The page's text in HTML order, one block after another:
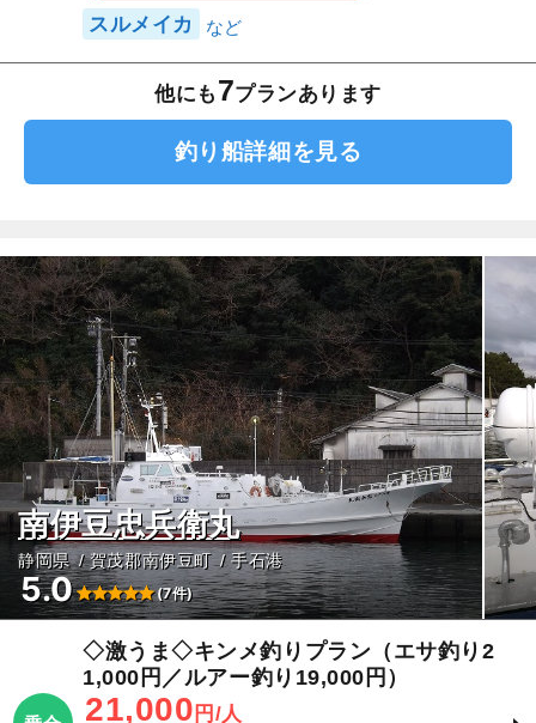
スルメイカ
他にも 7プランあります
釣り船詳細を見る
南伊豆忠兵衛丸
静岡県 賀茂郡南伊豆町 手石港
5.0 (7件)
◇激うま◇キンメ釣りプラン（エサ釣り2
1,000円／ルアー釣り19,000円）
21,000 円/人